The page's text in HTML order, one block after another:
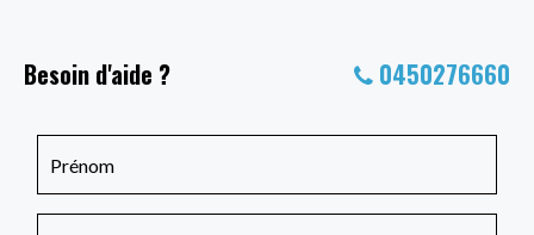
Besoin d'aide ? 0450276660